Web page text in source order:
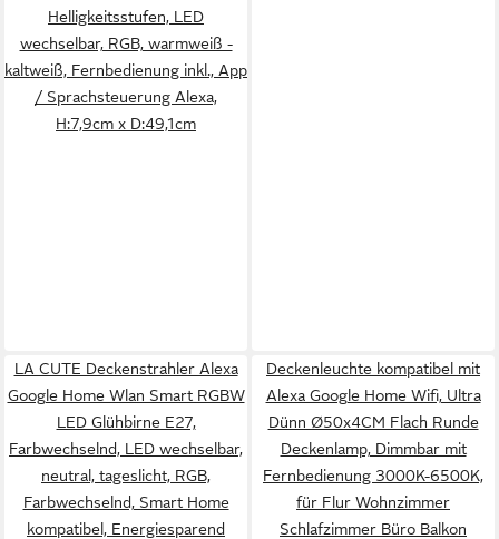
Helligkeitsstufen, LED
wechselbar, RGB, warmweiß -
kaltweiß, Fernbedienung inkl., App
/ Sprachsteuerung Alexa,
H:7,9cm x D:49,1cm
LA CUTE Deckenstrahler Alexa
Google Home Wlan Smart RGBW
LED Glühbirne E27,
Farbwechselnd, LED wechselbar,
neutral, tageslicht, RGB,
Farbwechselnd, Smart Home
kompatibel, Energiesparend
Deckenleuchte kompatibel mit
Alexa Google Home Wifi, Ultra
Dünn Ø50x4CM Flach Runde
Deckenlamp, Dimmbar mit
Fernbedienung 3000K-6500K,
für Flur Wohnzimmer
Schlafzimmer Büro Balkon